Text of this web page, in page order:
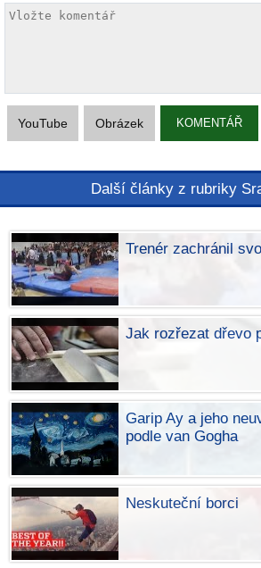
YouTube Obrázek KOMENTÁŘ
Další články z rubriky
Trenér zachránil
Jak rozřezat dřevo
Garip Ay a jeho
podle van Gogha
Neskuteční borci